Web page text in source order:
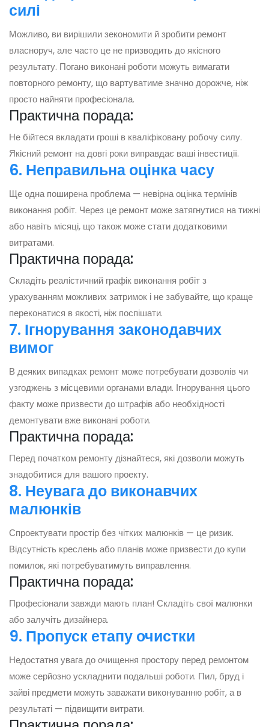
силі
Можливо, ви вирішили зекономити й зробити ремонт
власноруч, але часто це не призводить до якісного
результату. Погано виконані роботи можуть вимагати
повторного ремонту, що вартуватиме значно дорожче, ніж
просто найняти професіонала.
Практична порада:
Не бійтеся вкладати гроші в кваліфіковану робочу силу.
Якісний ремонт на довгі роки виправдає ваші інвестиції.
6. Неправильна оцінка часу
Ще одна поширена проблема — невірна оцінка термінів
виконання робіт. Через це ремонт може затягнутися на тижні
або навіть місяці, що також може стати додатковими
витратами.
Практична порада:
Складіть реалістичний графік виконання робіт з
урахуванням можливих затримок і не забувайте, що краще
переконатися в якості, ніж поспішати.
7. Ігнорування законодавчих
вимог
В деяких випадках ремонт може потребувати дозволів чи
узгоджень з місцевими органами влади. Ігнорування цього
факту може призвести до штрафів або необхідності
демонтувати вже виконані роботи.
Практична порада:
Перед початком ремонту дізнайтеся, які дозволи можуть
знадобитися для вашого проекту.
8. Неувага до виконавчих
малюнків
Спроектувати простір без чітких малюнків — це ризик.
Відсутність креслень або планів може призвести до купи
помилок, які потребуватимуть виправлення.
Практична порада:
Професіонали завжди мають план! Складіть свої малюнки
або залучіть дизайнера.
9. Пропуск етапу очистки
Недостатня увага до очищення простору перед ремонтом
може серйозно ускладнити подальші роботи. Пил, бруд і
зайві предмети можуть заважати виконуванню робіт, а в
результаті — підвищити витрати.